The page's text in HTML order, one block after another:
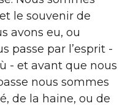
le souvenir de
avons eu, ou
passe par l’esprit -
- et avant que nous
nous sommes
de la haine, ou de